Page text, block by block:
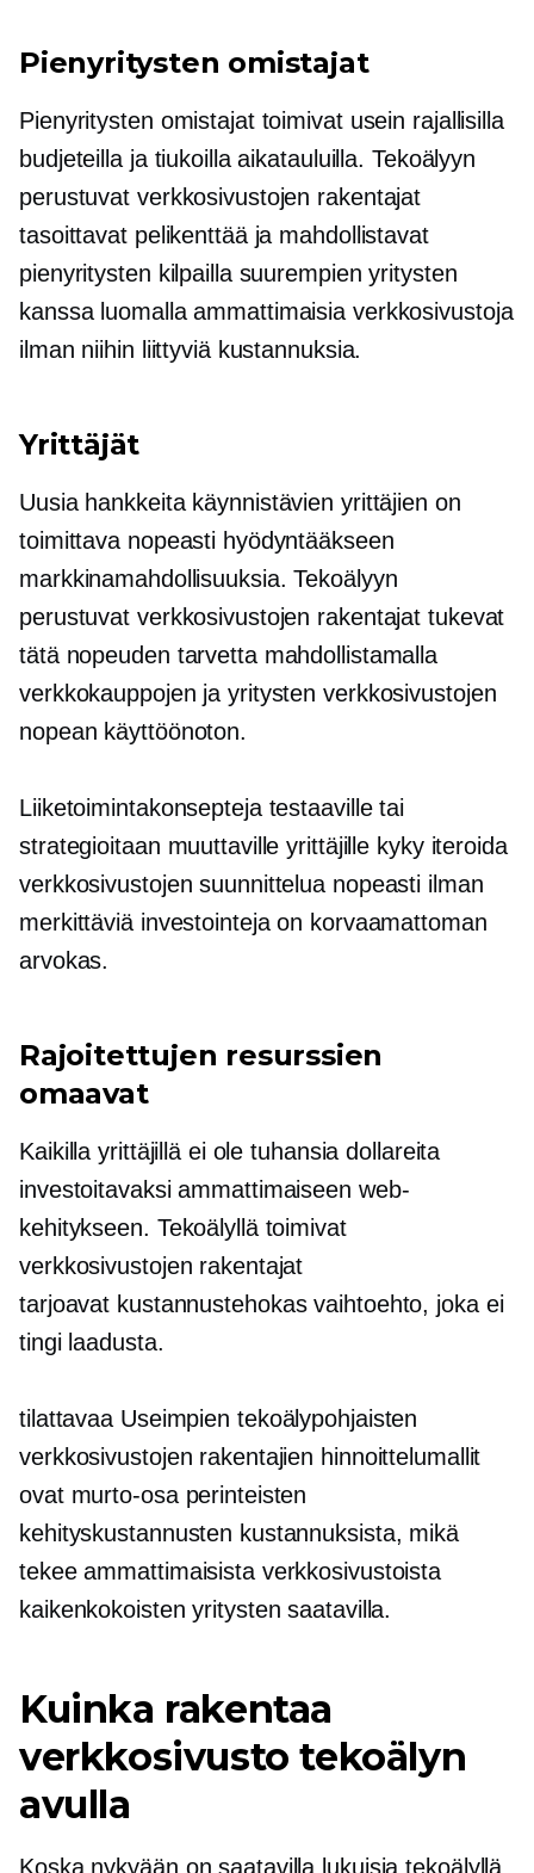
Pienyritysten omistajat
Pienyritysten omistajat toimivat usein rajallisilla
budjeteilla ja tiukoilla aikatauluilla. Tekoälyyn
perustuvat verkkosivustojen rakentajat
tasoittavat pelikenttää ja mahdollistavat
pienyritysten kilpailla suurempien yritysten
kanssa luomalla ammattimaisia verkkosivustoja
ilman niihin liittyviä kustannuksia.
Yrittäjät
Uusia hankkeita käynnistävien yrittäjien on
toimittava nopeasti hyödyntääkseen
markkinamahdollisuuksia. Tekoälyyn
perustuvat verkkosivustojen rakentajat tukevat
tätä nopeuden tarvetta mahdollistamalla
verkkokauppojen ja yritysten verkkosivustojen
nopean käyttöönoton.
Liiketoimintakonsepteja testaaville tai
strategioitaan muuttaville yrittäjille kyky iteroida
verkkosivustojen suunnittelua nopeasti ilman
merkittäviä investointeja on korvaamattoman
arvokas.
Rajoitettujen resurssien
omaavat
Kaikilla yrittäjillä ei ole tuhansia dollareita
investoitavaksi ammattimaiseen web-
kehitykseen. Tekoälyllä toimivat
verkkosivustojen rakentajat
tarjoavat kustannustehokasvaihtoehto, joka ei
tingi laadusta.
tilattavaa Useimpien tekoälypohjaisten
verkkosivustojen rakentajien hinnoittelumallit
ovat murto-osa perinteisten
kehityskustannusten kustannuksista, mikä
tekee ammattimaisista verkkosivustoista
kaikenkokoisten yritysten saatavilla.
Kuinka rakentaa
verkkosivusto tekoälyn
avulla
Koska nykyään on saatavilla lukuisia tekoälyllä